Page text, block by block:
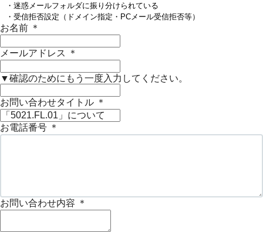
・迷惑メールフォルダに振り分けられている
・受信拒否設定（ドメイン指定・PCメール受信拒否等）
お名前 ＊
メールアドレス ＊
▼確認のためにもう一度入力してください。
お問い合わせタイトル ＊
お電話番号 ＊
お問い合わせ内容 ＊